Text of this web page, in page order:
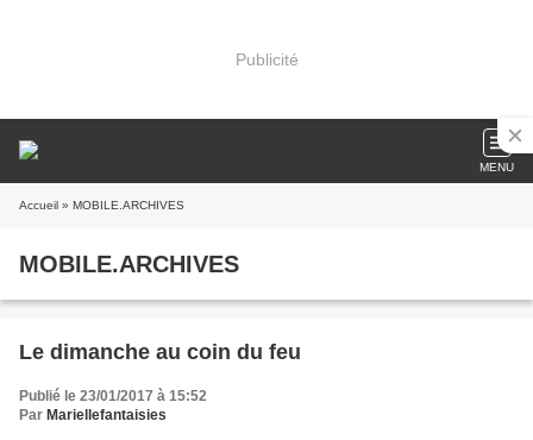
Publicité
MENU
Accueil » MOBILE.ARCHIVES
MOBILE.ARCHIVES
Le dimanche au coin du feu
Publié le 23/01/2017 à 15:52
Par Mariellefantaisies